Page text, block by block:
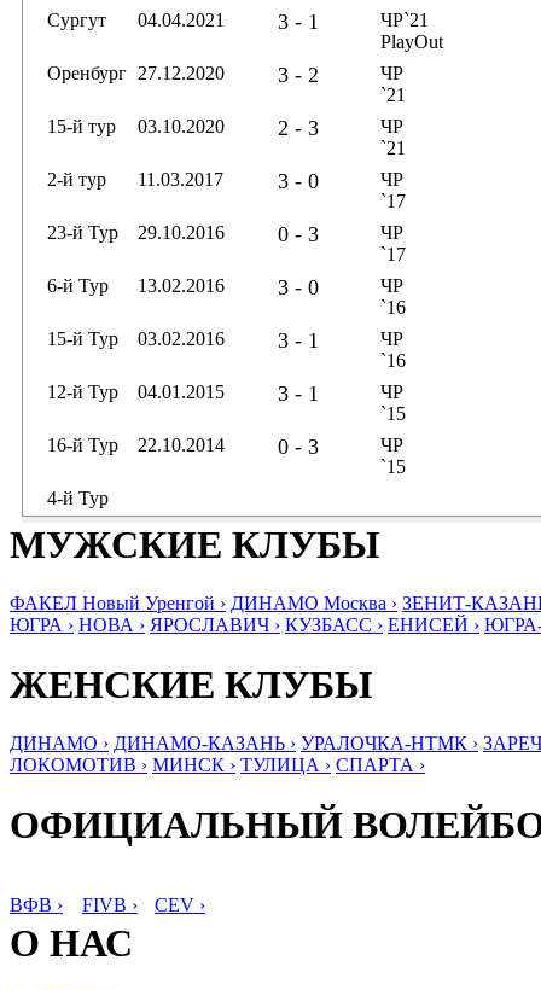
Сургут
04.04.2021 3 - 1
ЧР`21
PlayOut
Оренбург 27.12.2020 3 - 2
ЧР
`21
15-й тур
03.10.2020 2 - 3
ЧР
`21
2-й тур
11.03.2017 3 - 0
ЧР
`17
23-й Тур
29.10.2016 0 - 3
ЧР
`17
6-й Тур
13.02.2016 3 - 0
ЧР
`16
15-й Тур
03.02.2016 3 - 1
ЧР
`16
12-й Тур
04.01.2015 3 - 1
ЧР
`15
16-й Тур
22.10.2014 0 - 3
ЧР
`15
4-й Тур
МУЖСКИЕ КЛУБЫ
ФАКЕЛ Новый Уренгой › ДИНАМО Москва › ЗЕНИТ-
ЮГРА › НОВА › ЯРОСЛАВИЧ › КУЗБАСС › ЕНИСЕЙ ›
ЖЕНСКИЕ КЛУБЫ
ДИНАМО › ДИНАМО-КАЗАНЬ › УРАЛОЧКА-НТМК ›
ЛОКОМОТИВ › МИНСК › ТУЛИЦА › СПАРТА ›
ОФИЦИАЛЬНЫЙ
ВФВ › FIVB › CEV ›
О НАС